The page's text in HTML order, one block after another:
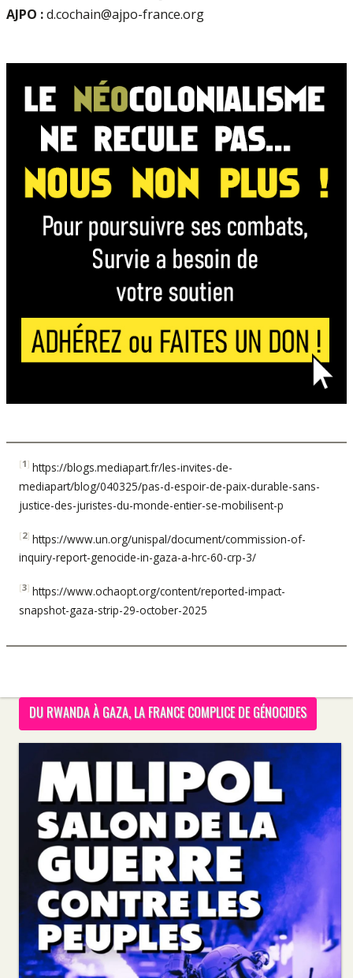
AJPO :d.cochain@ajpo-france.org
[1] https://blogs.mediapart.fr/les-invites-de-
mediapart/blog/040325/pas-d-espoir-de-paix-durable-sans-
justice-des-juristes-du-monde-entier-se-mobilisent-p
[2] https://www.un.org/unispal/document/commission-of-
inquiry-report-genocide-in-gaza-a-hrc-60-crp-3/
[3] https://www.ochaopt.org/content/reported-impact-
snapshot-gaza-strip-29-october-2025
DU RWANDA À GAZA, LA FRANCE COMPLICE DE GÉNOCIDES